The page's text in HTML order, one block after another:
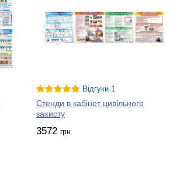
Відгуки 1
Стенди в кабінет цивільного
захисту
3572 грн